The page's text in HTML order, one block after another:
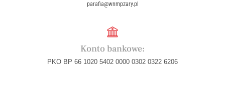
parafia@wnmpzary.pl
Konto bankowe:
PKO BP 66 1020 5402 0000 0302 0322 6206